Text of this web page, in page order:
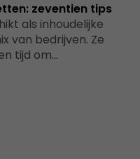
zeventien tips
als inhoudelijke
van bedrijven. Ze
tijd om…